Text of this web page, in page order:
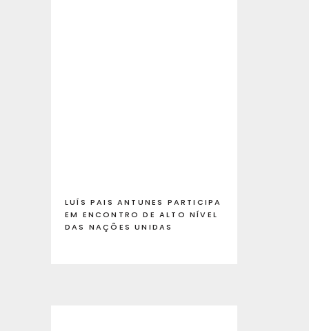
LUÍS PAIS ANTUNES PARTICIPA
EM ENCONTRO DE ALTO NÍVEL
DAS NAÇÕES UNIDAS